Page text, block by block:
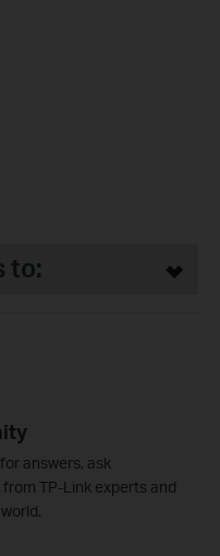
to:
answers, ask
TP-Link experts and